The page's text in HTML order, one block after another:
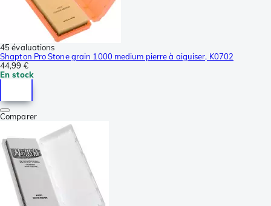
45 évaluations
Shapton Pro Stone grain 1000 medium pierre à aiguiser, K0702
44,99 €
En stock
Comparer